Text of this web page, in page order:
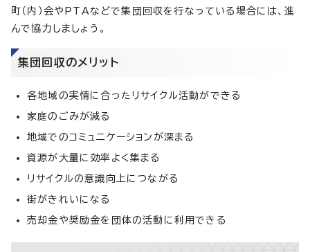
町（内）会やPTAなどで集団回収を行なっている場合には、進
んで協力しましょう。
集団回収のメリット
各地域の実情に合ったリサイクル活動ができる
家庭のごみが減る
地域でのコミュニケーションが深まる
資源が大量に効率よく集まる
リサイクルの意識向上につながる
街がきれいになる
売却金や奨励金を団体の活動に利用できる